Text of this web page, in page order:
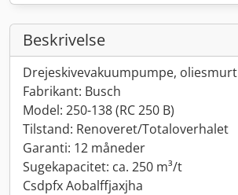
Beskrivelse
Drejeskivevakuumpumpe, oliesmurt
Fabrikant: Busch
Model: 250-138 (RC 250 B)
Tilstand: Renoveret/Totaloverhalet
Garanti: 12 måneder
Sugekapacitet: ca. 250 m³/t
Csdpfx Aobalffjaxjha